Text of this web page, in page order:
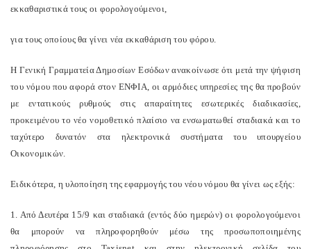
εκκαθαριστικά τους οι φορολογούμενοι,
για τους οποίους θα γίνει νέα εκκαθάριση του φόρου.
Η Γενική Γραμματεία Δημοσίων Εσόδων ανακοίνωσε ότι μετά την ψήφιση
του νόμου που αφορά στον ΕΝΦΙΑ, οι αρμόδιες υπηρεσίες της θα προβούν
με εντατικούς ρυθμούς στις απαραίτητες εσωτερικές διαδικασίες,
προκειμένου το νέο νομοθετικό πλαίσιο να ενσωματωθεί σταδιακά και το
ταχύτερο δυνατόν στα ηλεκτρονικά συστήματα του υπουργείου
Οικονομικών.
Ειδικότερα, η υλοποίηση της εφαρμογής του νέου νόμου θα γίνει ως εξής:
1. Από Δευτέρα 15/9 και σταδιακά (εντός δύο ημερών) οι φορολογούμενοι
θα μπορούν να πληροφορηθούν μέσω της προσωποποιημένης